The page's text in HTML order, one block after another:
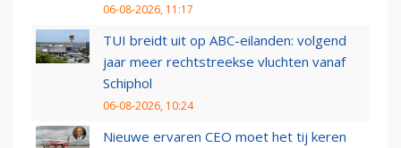
06-08-2026, 11:17
TUI breidt uit op ABC-eilanden: volgend
jaar meer rechtstreekse vluchten vanaf
Schiphol
06-08-2026, 10:24
Nieuwe ervaren CEO moet het tij keren